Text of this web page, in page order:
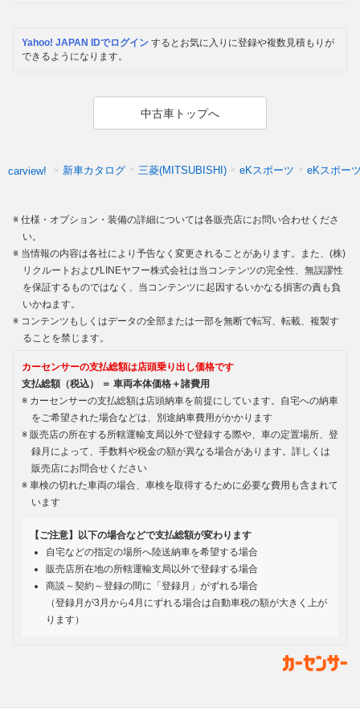
Yahoo! JAPAN IDでログイン するとお気に入りに登録や複数見積もりが
できるようになります。
中古車トップへ
carview! 新車カタログ 三菱(MITSUBISHI) eKスポーツ eKスポー
仕様・オプション・装備の詳細については各販売店にお問い合わせくださ
い。
当情報の内容は各社により予告なく変更されることがあります。また、(株)
リクルートおよびLINEヤフー株式会社は当コンテンツの完全性、無誤謬性
を保証するものではなく、当コンテンツに起因するいかなる損害の責も負
いかねます。
コンテンツもしくはデータの全部または一部を無断で転写、転載、複製す
ることを禁じます。
カーセンサーの支払総額は店頭乗り出し価格です
支払総額（税込） ＝ 車両本体価格＋諸費用
カーセンサーの支払総額は店頭納車を前提にしています。自宅への納車
をご希望された場合などは、別途納車費用がかかります
販売店の所在する所轄運輸支局以外で登録する際や、車の定置場所、登
録月によって、手数料や税金の額が異なる場合があります。詳しくは
販売店にお問合せください
車検の切れた車両の場合、車検を取得するために必要な費用も含まれて
います
【ご注意】以下の場合などで支払総額が変わります
自宅などの指定の場所へ陸送納車を希望する場合
販売店所在地の所轄運輸支局以外で登録する場合
商談～契約～登録の間に「登録月」がずれる場合
（登録月が3月から4月にずれる場合は自動車税の額が大きく上が
ります）